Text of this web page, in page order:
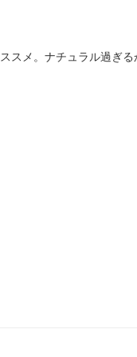
メ。ナチュラル過ぎる